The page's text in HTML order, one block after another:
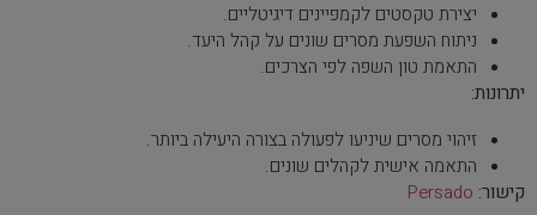
יצירת טקסטים לקמפיינים דיגיטליים.
ניתוח השפעת מסרים שונים על קהל היעד.
התאמת טון השפה לפי הצרכים.
יתרונות:
זיהוי מסרים שיניעו לפעולה בצורה היעילה ביותר.
התאמה אישית לקהלים שונים.
קישור: Persado